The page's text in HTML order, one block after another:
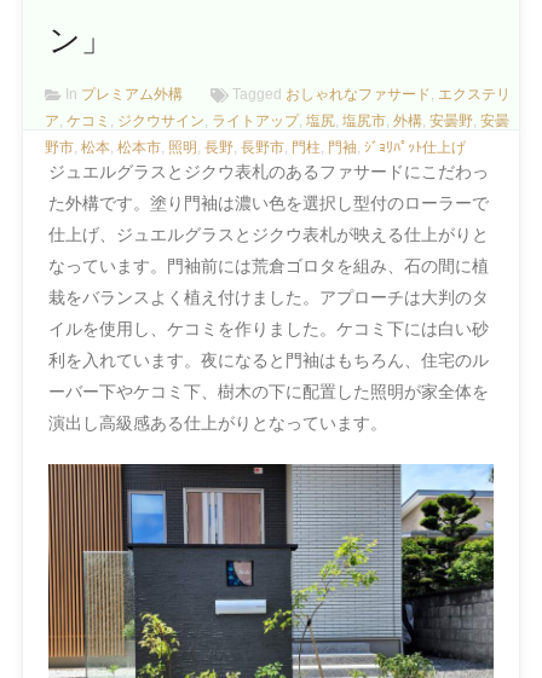
ン」
In プレミアム外構 Tagged おしゃれなファサード, エクステリ
ア, ケコミ , ジクウサイン, ライトアップ, 塩尻, 塩尻市, 外構, 安曇野, 安曇
野市, 松本, 松本市, 照明 , 長野, 長野市, 門柱, 門袖, ｼﾞｮﾘﾊﾟｯﾄ仕上げ
ジュエルグラスとジクウ表札のあるファサードにこだわっ
た外構です。塗り門袖は濃い色を選択し型付のローラーで
仕上げ、ジュエルグラスとジクウ表札が映える仕上がりと
なっています。門袖前には荒倉ゴロタを組み、石の間に植
栽をバランスよく植え付けました。アプローチは大判のタ
イルを使用し、ケコミを作りました。ケコミ下には白い砂
利を入れています。夜になると門袖はもちろん、住宅のル
ーバー下やケコミ下、樹木の下に配置した照明が家全体を
演出し高級感ある仕上がりとなっています。